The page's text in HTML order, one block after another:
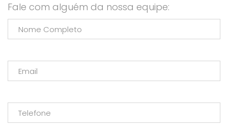
Fale com alguém da nossa equipe: